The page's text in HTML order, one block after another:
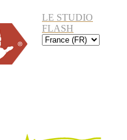
LE STUDIO
FLASH